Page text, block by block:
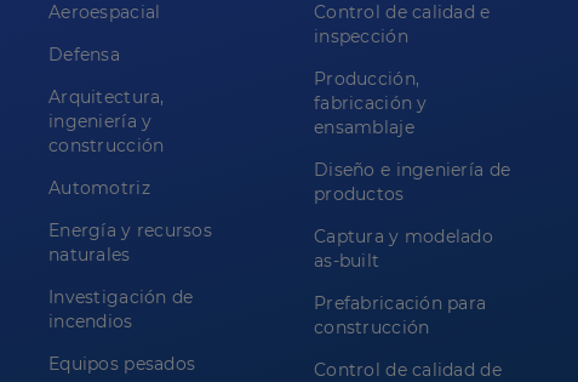
Aeroespacial
Defensa
Arquitectura,
ingeniería y
construcción
Automotriz
Energía y recursos
naturales
Investigación de
incendios
Equipos pesados
Control de calidad e
inspección
Producción,
fabricación y
ensamblaje
Diseño e ingeniería de
productos
Captura y modelado
as-built
Prefabricación para
construcción
Control de calidad de